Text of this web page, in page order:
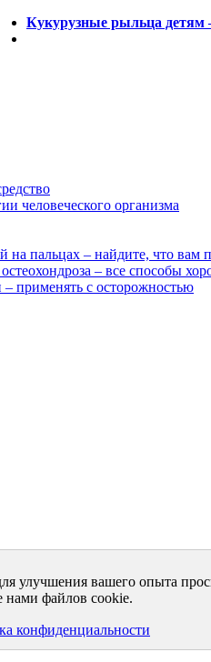
Кукурузные рыльца детям
человеческого организма
на пальцах – найдите, что вам
– все способы
применять с осторожностью
улучшения вашего опыта
нами файлов cookie.
конфиденциальности